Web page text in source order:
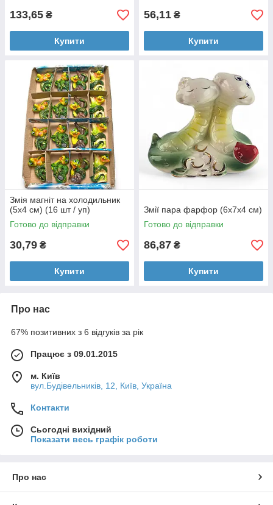
133,65 ₴
Купити
56,11 ₴
Купити
Змія магніт на холодильник
(5х4 см) (16 шт / уп)
Готово до відправки
30,79 ₴
Купити
Змії пара фарфор (6х7х4 см)
Готово до відправки
86,87 ₴
Купити
Про нас
67% позитивних з 6 відгуків за рік
Працює з 09.01.2015
м. Київ
вул.Будівельників, 12, Київ, Україна
Контакти
Сьогодні вихідний
Показати весь графік роботи
Про нас